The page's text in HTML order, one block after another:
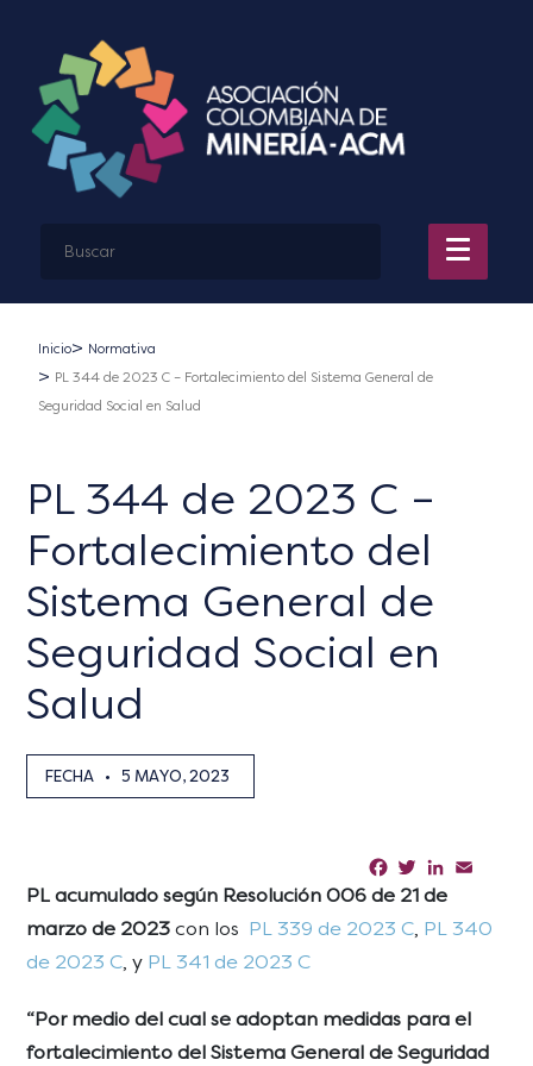
Inicio
Normativa
PL 344 de 2023 C – Fortalecimiento del Sistema General de
Seguridad Social en Salud
PL 344 de 2023 C –
Fortalecimiento del
Sistema General de
Seguridad Social en
Salud
FECHA • 5 MAYO, 2023
Facebook
TwitterLinkedIn
PL acumulado según Resolución 006 de 21 de
marzo de 2023 con los PL 339 de 2023 C, PL 340
de 2023 C, y PL 341 de 2023 C
“Por medio del cual se adoptan medidas para el
fortalecimiento del Sistema General de Seguridad